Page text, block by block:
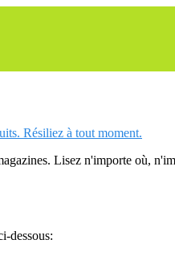
Résiliez à tout moment.
Lisez n'importe où,
dessous: